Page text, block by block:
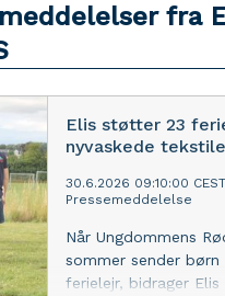
fra
Elis støtter 23
nyvaskede
30.6.2026 09:10:00 CEST
Pressemeddelelse
Når Ungdommens
sommer sender børn
ferielejr, bidrager